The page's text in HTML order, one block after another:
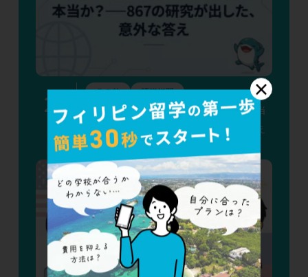
2nd
その他 語学学習
「留学すれば考える力が育つ」は本当
か？——867の研究が出した、意外な答え
×